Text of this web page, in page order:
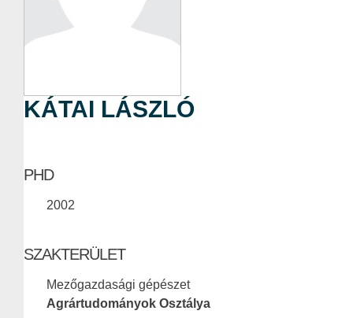
KÁTAI LÁSZLÓ
PHD
2002
SZAKTERÜLET
Mezőgazdasági gépészet
Agrártudományok Osztálya